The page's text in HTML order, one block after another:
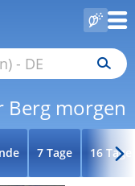
Berg morgen
7 Tage 16 Tage